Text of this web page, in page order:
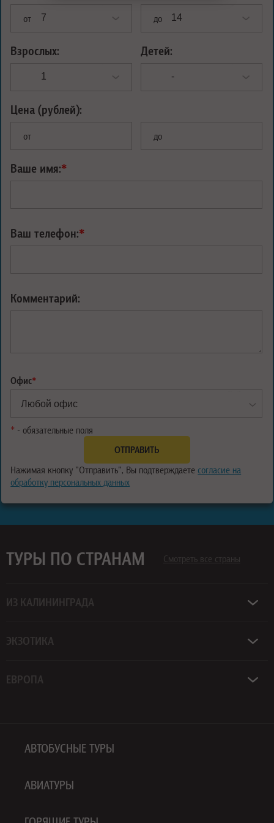
от до
Взрослых: Детей:
Цена (рублей):
от до
Ваше имя:*
Ваш телефон:*
Комментарий:
Офис*
* - обязательные поля
Нажимая кнопку "Отправить", Вы подтверждаете согласие на
обработку персональных данных
ТУРЫ ПО СТРАНАМ Смотреть все страны
ИЗ КАЛИНИНГРАДА
ЭКЗОТИКА
ЕВРОПА
АВТОБУСНЫЕ ТУРЫ
АВИАТУРЫ